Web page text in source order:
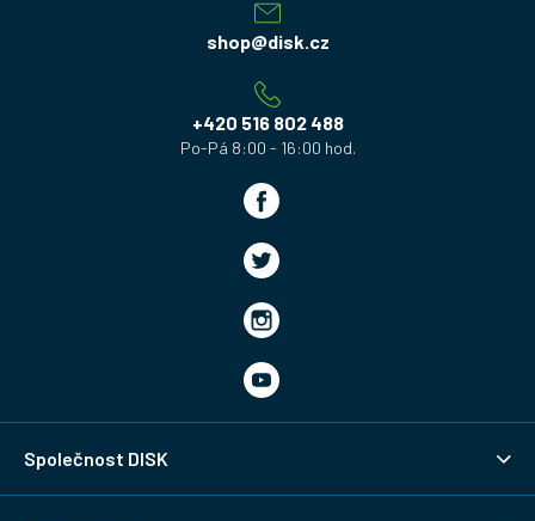
shop@disk.cz
+420 516 802 488
Společnost DISK